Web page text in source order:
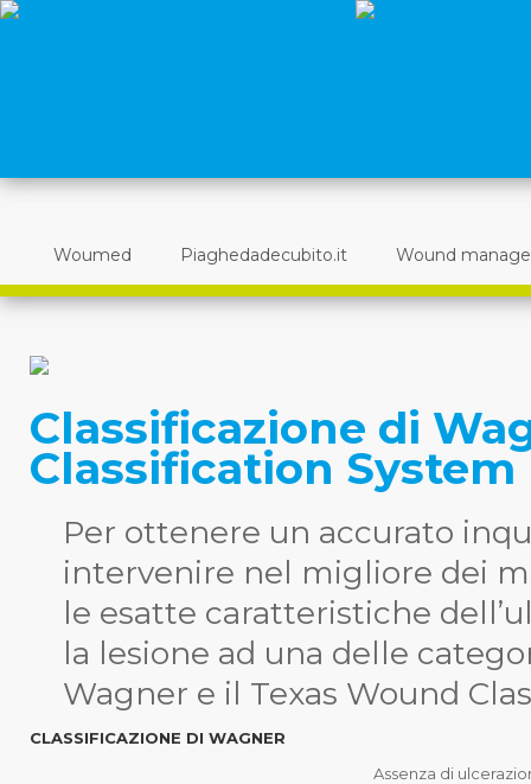
Woumed Piaghedadecubito.it Wound
Classificazione di
Classification System
Per ottenere un accurato
intervenire nel migliore dei
le esatte caratteristiche
la lesione ad una delle
Wagner e il Texas Wound
CLASSIFICAZIONE DI WAGNER
Assenza di